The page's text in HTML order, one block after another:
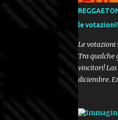
le votazioni!
Le votazioni
Tra qualche
vincitori! Las
diciembre.